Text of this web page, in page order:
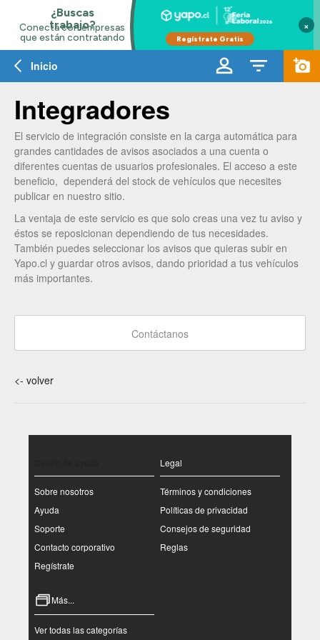
×
Inicio
Integradores
El servicio de integración consiste en la carga automática para
grandes cantidades de avisos asociados a una cuenta o
diferentes cuentas de usuarios profesionales. El acceso a este
beneficio, dependerá del stock de vehículos que necesites
publicar en nuestro sitio.
La ventaja de este servicio es que solo creas una vez tu aviso y
éstos se reposicionan dependiendo de tus necesidades.
También puedes seleccionar los avisos que quieras subir en
Yapo.cl y guardar otros avisos, dando prioridad a tus vehículos
más importantes.
Contáctanos
<- volver
Sobre nosotros
Ayuda
Soporte
Contacto corporativo
Regístrate
Legal
Términos y condiciones
Políticas de privacidad
Consejos de seguridad
Reglas
Más...
Ver todas las categorías